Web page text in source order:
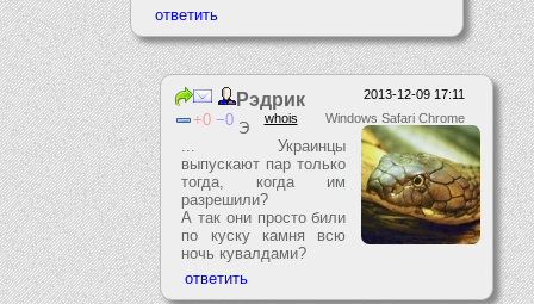
2013-12-09 17:11
Windows Safari Chrome
whois
0 0
Рэдрик
Э
... Украинцы
выпускают пар только
тогда, когда им
разрешили?
А так они просто били
по куску камня всю
ночь кувалдами?